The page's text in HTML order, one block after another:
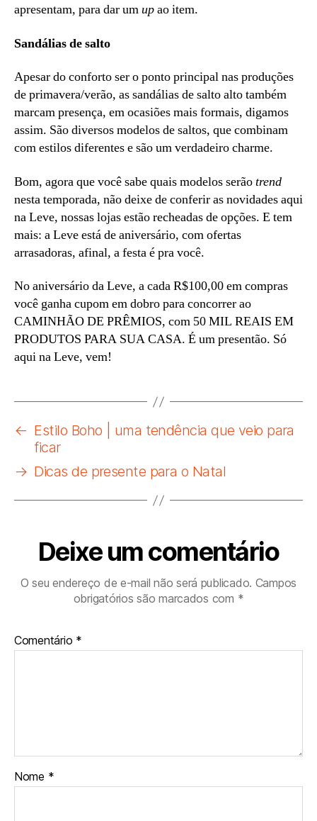
apresentam, para dar um upao item.
Sandálias de salto
Apesar do conforto ser o ponto principal nas produções
de primavera/verão, as sandálias de salto alto também
marcam presença, em ocasiões mais formais, digamos
assim. São diversos modelos de saltos, que combinam
com estilos diferentes e são um verdadeiro charme.
Bom, agora que você sabe quais modelos serãotrend
nesta temporada, não deixe de conferir as novidades aqui
na Leve, nossas lojas estão recheadas de opções. E tem
mais: a Leve está de aniversário, com ofertas
arrasadoras, afinal, a festa é pra você.
No aniversário da Leve, a cada R$100,00 em compras
você ganha cupom em dobro para concorrer ao
CAMINHÃO DE PRÊMIOS, com 50 MIL REAIS EM
PRODUTOS PARA SUA CASA. É um presentão. Só
aqui na Leve, vem!
← Estilo Boho | uma tendência que veio para
ficar
→ Dicas de presente para o Natal
Deixe um comentário
O seu endereço de e-mail não será publicado. Campos
obrigatórios são marcados com *
Comentário *
Nome *